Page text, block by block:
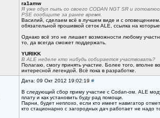
ra1amw
Я уже сдул пыль со своего CODAN NGT SR и
PSE сообщите за ранее время.
Василий, сделаем всё в лучшем виде и с
обязательной прошивкой сеток ALE, ссылка на
Однако всё это не лишает возможности любому
то, да всегда сможет поддержать.
YURIKK
В ALE неделе кто нибудь собирается участвовать?
Полагаю, смогу принять участие. Более того, вполне
интересной легендой. Всё пока в разработке.
Дата: 09 Окт 2012 19:02:19 #
В следующий сбор приму участие с Codan-ом. ALE
плату и как установить буду рад помощи.
Парни, будет неплохо, если кто имеет навигатор
кто стационарно с загородных дач работает не надо